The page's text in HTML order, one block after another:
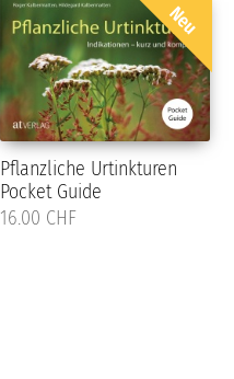
Neu
Pflanzliche Urtinkturen
Pocket Guide
16.00 CHF